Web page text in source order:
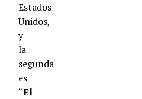
Estados
Unidos,
y
la
segunda
es
“El